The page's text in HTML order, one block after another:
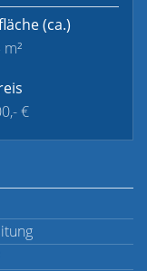
(ca.)
€